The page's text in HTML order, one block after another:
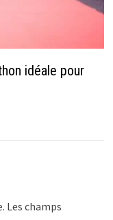
idéale pour
Les champs